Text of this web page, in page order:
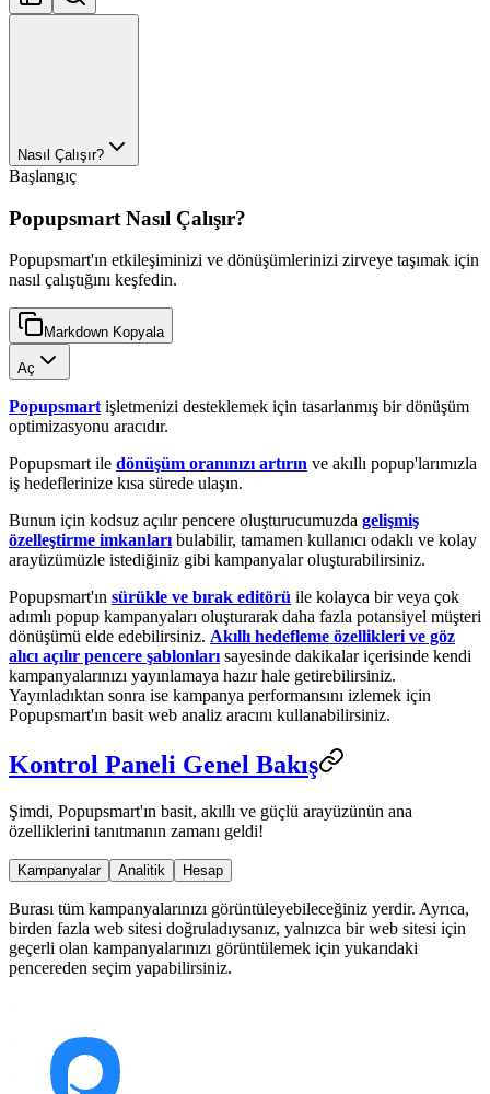
Nasıl Çalışır?
Başlangıç
Popupsmart Nasıl Çalışır?
Popupsmart'ın etkileşiminizi ve dönüşümlerinizi zirveye taşımak için
nasıl çalıştığını keşfedin.
Markdown Kopyala
Aç
Popupsmartişletmenizi desteklemek için tasarlanmış bir dönüşüm
optimizasyonu aracıdır.
Popupsmart ile dönüşüm oranınızı artırın ve akıllı popup'larımızla
iş hedeflerinize kısa sürede ulaşın.
Bunun için kodsuz açılır pencere oluşturucumuzda gelişmiş
özelleştirme imkanlarıbulabilir, tamamen kullanıcı odaklı ve kolay
arayüzümüzle istediğiniz gibi kampanyalar oluşturabilirsiniz.
Popupsmart'ın sürükle ve bırak editörü ile kolayca bir veya çok
adımlı popup kampanyaları oluşturarak daha fazla potansiyel müşteri
dönüşümü elde edebilirsiniz. Akıllı hedefleme özellikleri ve göz
alıcı açılır pencere şablonlarısayesinde dakikalar içerisinde kendi
kampanyalarınızı yayınlamaya hazır hale getirebilirsiniz.
Yayınladıktan sonra ise kampanya performansını izlemek için
Popupsmart'ın basit web analiz aracını kullanabilirsiniz.
Kontrol Paneli Genel Bakış
Şimdi, Popupsmart'ın basit, akıllı ve güçlü arayüzünün ana
özelliklerini tanıtmanın zamanı geldi!
Kampanyalar Analitik Hesap
Burası tüm kampanyalarınızı görüntüleyebileceğiniz yerdir. Ayrıca,
birden fazla web sitesi doğruladıysanız, yalnızca bir web sitesi için
geçerli olan kampanyalarınızı görüntülemek için yukarıdaki
pencereden seçim yapabilirsiniz.